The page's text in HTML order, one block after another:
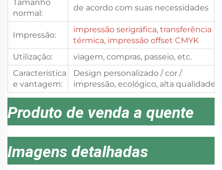
Tamanho
normal:
de acordo com suas necessidades
Impressão:
impressão serigráfica, transferência
térmica, impressão offset CMYK
Utilização:
viagem, compras, passeio, etc.
Característica
e vantagem:
Design personalizado / cor /
impressão, ecológico, alta qualidade
Produto de venda a quente
Imagens detalhadas